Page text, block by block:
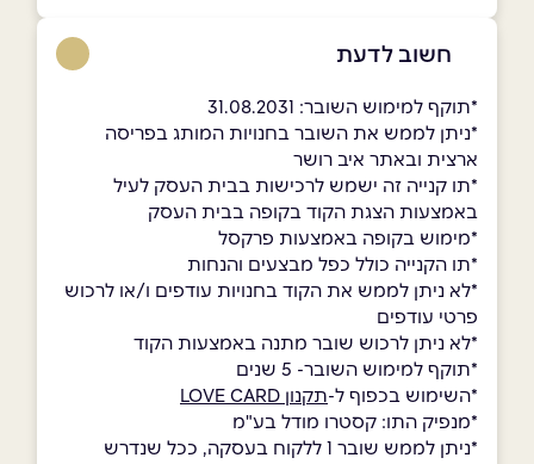
חשוב לדעת
*תוקף למימוש השובר: 31.08.2031
*ניתן לממש את השובר בחנויות המותג בפריסה
ארצית ובאתר איב רושר
*תו קנייה זה ישמש לרכישות בבית העסק לעיל
באמצעות הצגת הקוד בקופה בבית העסק
*מימוש בקופה באמצעות פרקסל
*תו הקנייה כולל כפל מבצעים והנחות
*לא ניתן לממש את הקוד בחנויות עודפים ו/או לרכוש
פרטי עודפים
*לא ניתן לרכוש שובר מתנה באמצעות הקוד
*תוקף למימוש השובר- 5 שנים
*השימוש בכפוף ל-תקנון LOVE CARD
*מנפיק התו: קסטרו מודל בע"מ
*ניתן לממש שובר 1 ללקוח בעסקה, ככל שנדרש